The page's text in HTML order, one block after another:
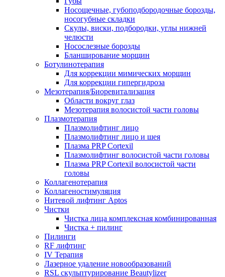
Носощечные, губоподбородочные борозды,
носогубные складки
Скулы, виски, подбородки, углы нижней
челюсти
Носослезные борозды
Бланширование морщин
Ботулинотерапия
Для коррекции мимических морщин
Для коррекции гипергидроза
Мезотерапия/Биоревитализация
Области вокруг глаз
Мезотерапия волосистой части головы
Плазмотерапия
Плазмолифтинг лицо
Плазмолифтинг лицо и шея
Плазма PRP Cortexil
Плазмолифтинг волосистой части головы
Плазма PRP Cortexil волосистой части
головы
Коллагенотерапия
Коллагеностимуляция
Нитевой лифтинг Aptos
Чистки
Чистка лица комплексная комбинированная
Чистка + пилинг
Пилинги
RF лифтинг
IV Терапия
Лазерное удаление новообразований
RSL скульптурирование Beautylizer